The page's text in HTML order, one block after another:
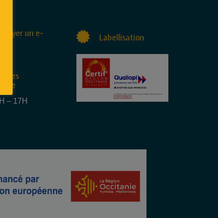
un e-
– 17H
Labellisation